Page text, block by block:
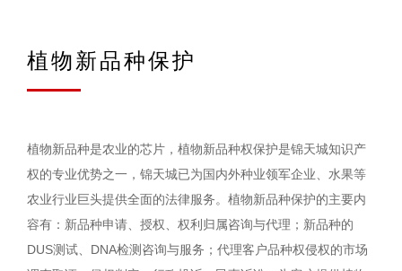
植物新品种保护
植物新品种是农业的芯片，植物新品种权保护是锦天城知识产
权的专业优势之一，锦天城已为国内外种业领军企业、水果等
农业行业巨头提供全面的法律服务。植物新品种保护的主要内
容有：新品种申请、授权、权利归属咨询与代理；新品种的
DUS测试、DNA检测咨询与服务；代理客户品种权侵权的市场